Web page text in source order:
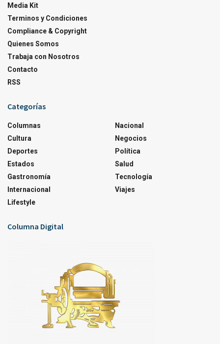
Media Kit
Terminos y Condiciones
Compliance & Copyright
Quienes Somos
Trabaja con Nosotros
Contacto
RSS
Categorías
Columnas
Cultura
Deportes
Estados
Gastronomía
Internacional
Lifestyle
Nacional
Negocios
Política
Salud
Tecnología
Viajes
Columna Digital